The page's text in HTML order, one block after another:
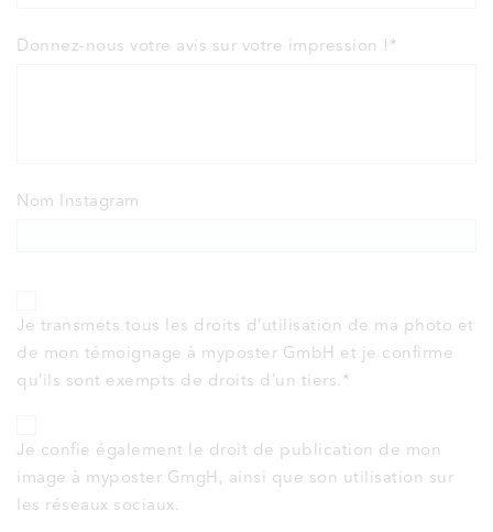
Donnez-nous votre avis sur votre impression !*
Nom Instagram
Je transmets tous les droits d’utilisation de ma photo et
de mon témoignage à myposter GmbH et je confirme
qu’ils sont exempts de droits d’un tiers.*
Je confie également le droit de publication de mon
image à myposter GmgH, ainsi que son utilisation sur
les réseaux sociaux.